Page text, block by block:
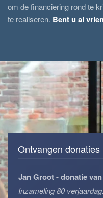
om de financiering rond te
te realiseren. Bent u al
Ontvangen
Jan Groot - donatie
Inzameling 80 verjaardag.